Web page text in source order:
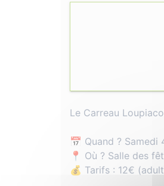
Le Carreau
📅 Quand ?
📍 Où ? Salle des
💰 Tarifs : 12€